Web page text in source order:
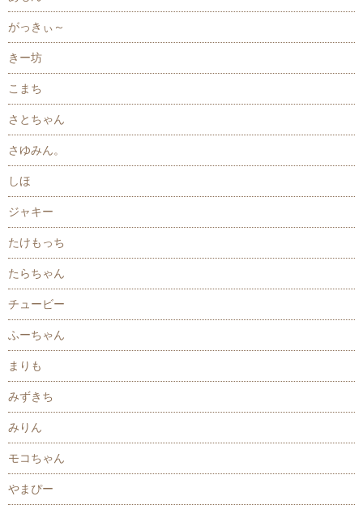
がっきぃ～
きー坊
こまち
さとちゃん
さゆみん。
しほ
ジャキー
たけもっち
たらちゃん
チュービー
ふーちゃん
まりも
みずきち
みりん
モコちゃん
やまぴー